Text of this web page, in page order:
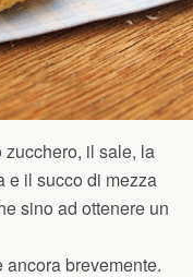
il sale, la
e il succo di mezza
sino ad ottenere un
brevemente.